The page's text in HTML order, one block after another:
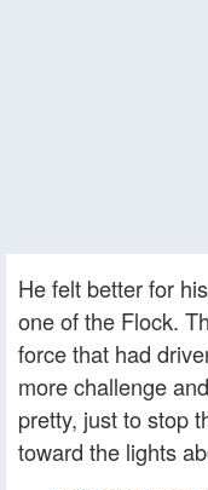
He felt better for
one of the Flock.
force that had
more challenge
pretty, just to stop
toward the lights